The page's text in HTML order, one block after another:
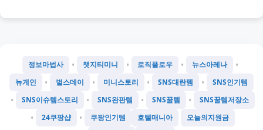
정보마법사 • 챗지티미니 • 로직플로우 • 뉴스아레나 •
뉴게인 • 벌스데이 • 미니스토리 • SNS대란템 • SNS인기템
• SNS이슈템스토리 • SNS완판템 • SNS꿀템 • SNS꿀템저장소
• 24쿠팡샵 • 쿠팡인기템 호텔매니아 오늘의지원금